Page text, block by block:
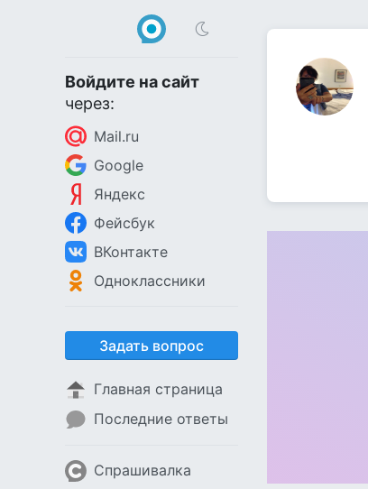
Войдите на сайт
через:
Mail.ru
Google
Яндекс
Фейсбук
ВКонтакте
Одноклассники
Задать вопрос
Главная страница
Последние ответы
Спрашивалка